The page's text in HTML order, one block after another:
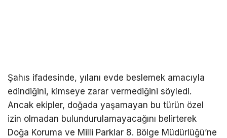
Şahıs ifadesinde, yılanı evde beslemek amacıyla
edindiğini, kimseye zarar vermediğini söyledi.
Ancak ekipler, doğada yaşamayan bu türün özel
izin olmadan bulundurulamayacağını belirterek
Doğa Koruma ve Milli Parklar 8. Bölge Müdürlüğü’ne